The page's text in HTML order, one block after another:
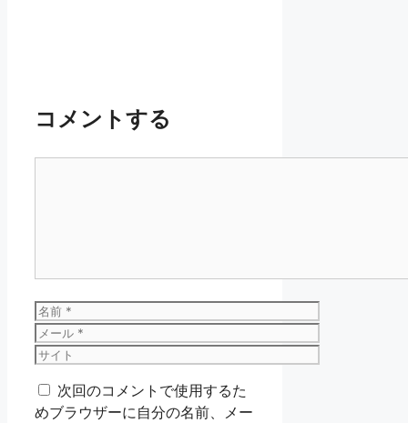
コメントする
名
前
メ
ー
サ
ト 次回のコメントで使用するた
めブラウザーに自分の名前、メー